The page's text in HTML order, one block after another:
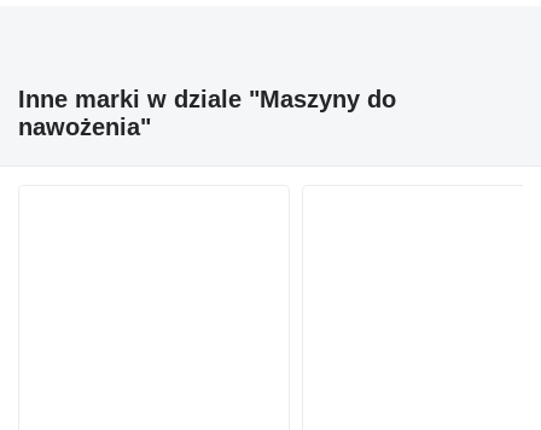
Inne marki w dziale "Maszyny do
nawożenia"